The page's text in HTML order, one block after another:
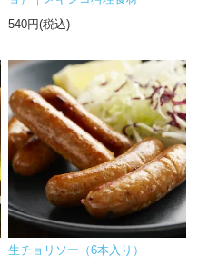
540円(税込)
生チョリソー（6本入り）